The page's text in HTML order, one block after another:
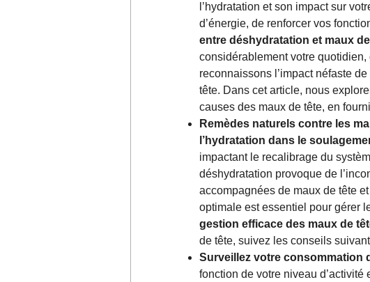
l’hydratation et son impact sur
d’énergie, de renforcer vos
entre déshydratation et maux
considérablement votre
reconnaissons l’impact néfaste
tête. Dans cet article, nous
causes des maux de tête, en
Remèdes naturels contre les
l’hydratation dans le
impactant le recalibrage du
déshydratation provoque de
accompagnées de maux de tête
optimale est essentiel pour gérer
gestion efficace des maux de
de tête, suivez les conseils
Surveillez votre consommation
fonction de votre niveau d’activité